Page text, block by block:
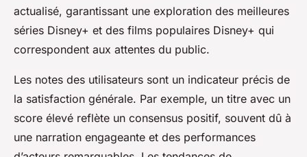
actualisé, garantissant une exploration des meilleures
séries Disney+ et des films populaires Disney+ qui
correspondent aux attentes du public.
Les notes des utilisateurs sont un indicateur précis de
la satisfaction générale. Par exemple, un titre avec un
score élevé reflète un consensus positif, souvent dû à
une narration engageante et des performances